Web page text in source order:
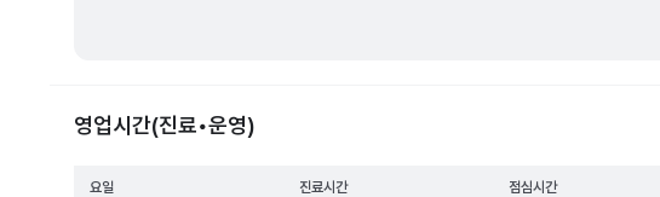
영업시간(진료•운영)
요일 진료시간 점심시간